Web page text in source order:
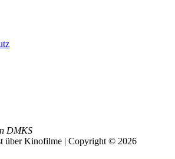
DMKS
über Kinofilme | Copyright © 2026